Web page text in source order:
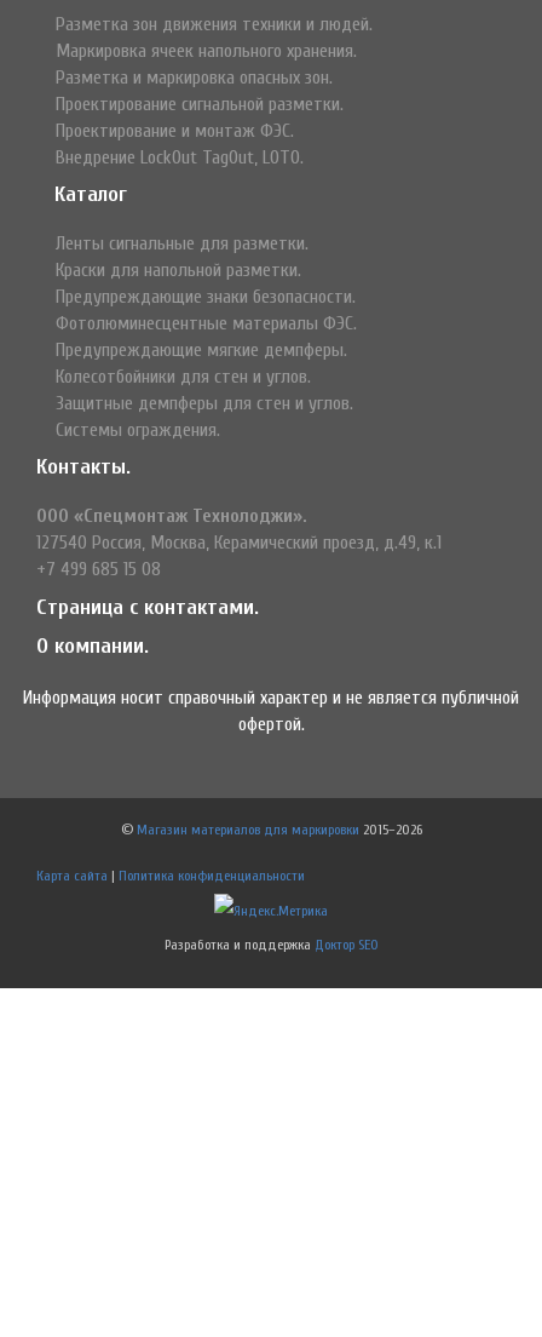
Разметка зон движения техники и людей.
Маркировка ячеек напольного хранения.
Разметка и маркировка опасных зон.
Проектирование сигнальной разметки.
Проектирование и монтаж ФЭС.
Внедрение LockOut TagOut, LOTO.
Каталог
Ленты сигнальные для разметки.
Краски для напольной разметки.
Предупреждающие знаки безопасности.
Фотолюминесцентные материалы ФЭС.
Предупреждающие мягкие демпферы.
Колесотбойники для стен и углов.
Защитные демпферы для стен и углов.
Системы ограждения.
Контакты.
ООО «Спецмонтаж Технолоджи».
127540 Россия, Москва, Керамический проезд, д.49, к.1
+7 499 685 15 08
Страница с контактами.
О компании.
Информация носит справочный характер и не является публичной
офертой.
© Магазин материалов для маркировки 2015–2026
Карта сайта | Политика конфиденциальности
Разработка и поддержка Доктор SEO